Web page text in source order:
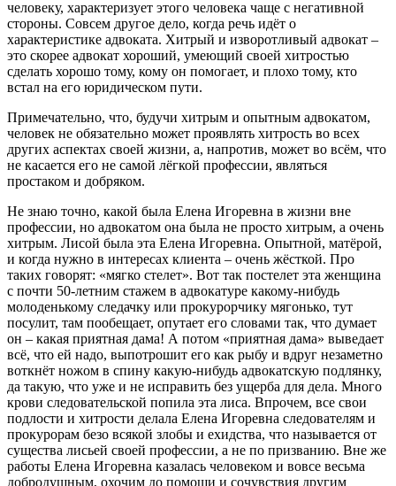
человеку, характеризует этого человека чаще с негативной
стороны. Совсем другое дело, когда речь идёт о
характеристике адвоката. Хитрый и изворотливый адвокат –
это скорее адвокат хороший, умеющий своей хитростью
сделать хорошо тому, кому он помогает, и плохо тому, кто
встал на его юридическом пути.
Примечательно, что, будучи хитрым и опытным адвокатом,
человек не обязательно может проявлять хитрость во всех
других аспектах своей жизни, а, напротив, может во всём, что
не касается его не самой лёгкой профессии, являться
простаком и добряком.
Не знаю точно, какой была Елена Игоревна в жизни вне
профессии, но адвокатом она была не просто хитрым, а очень
хитрым. Лисой была эта Елена Игоревна. Опытной, матёрой,
и когда нужно в интересах клиента – очень жёсткой. Про
таких говорят: «мягко стелет». Вот так постелет эта женщина
с почти 50-летним стажем в адвокатуре какому-нибудь
молоденькому следачку или прокурорчику мягонько, тут
посулит, там пообещает, опутает его словами так, что думает
он – какая приятная дама! А потом «приятная дама» выведает
всё, что ей надо, выпотрошит его как рыбу и вдруг незаметно
воткнёт ножом в спину какую-нибудь адвокатскую подлянку,
да такую, что уже и не исправить без ущерба для дела. Много
крови следовательской попила эта лиса. Впрочем, все свои
подлости и хитрости делала Елена Игоревна следователям и
прокурорам безо всякой злобы и ехидства, что называется от
существа лисьей своей профессии, а не по призванию. Вне же
работы Елена Игоревна казалась человеком и вовсе весьма
добродушным, охочим до помощи и сочувствия другим